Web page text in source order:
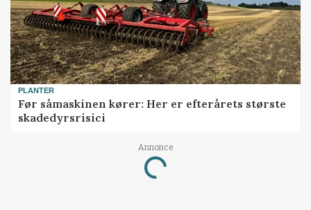
PLANTER
Før såmaskinen kører: Her er efterårets største
skadedyrsrisici
Annonce
Loading...